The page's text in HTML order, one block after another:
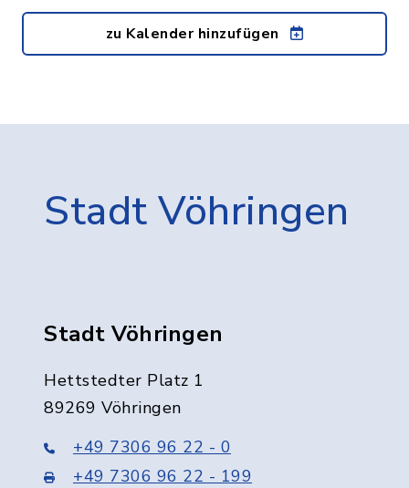
zu Kalender hinzufügen
Stadt Vöhringen
Stadt Vöhringen
Hettstedter Platz 1
89269 Vöhringen
+49 7306 96 22 - 0
+49 7306 96 22 - 199